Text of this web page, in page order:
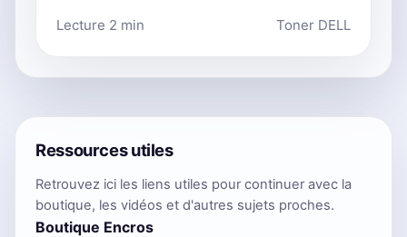
Lecture 2 min Toner DELL
Ressources utiles
Retrouvez ici les liens utiles pour continuer avec la
boutique, les vidéos et d'autres sujets proches.
Boutique Encros